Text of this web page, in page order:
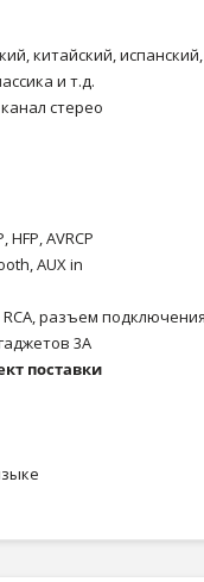
китайский,
и т.д.
стерео
AVRCP
AUX in
разъем
3А
поставки